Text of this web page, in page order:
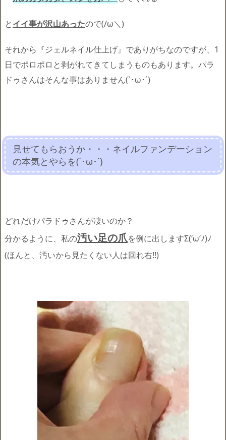
とイイ事が沢山あったので(/ω＼)
それから『ジェルネイル仕上げ』でありがちなのですが、1
日でポロポロと剥がれてきてしまうものもあります。パラ
ドゥさんはそんな事はありません(`･ω･´)ゞ
見せてもらおうか・・・ネイルファンデーション
の本気とやらを(`･ω･´)ゞ
どれだけパラドゥさんが凄いのか？
分かるように、私の汚い足の爪を例に出しますΣ(‘ω’ﾉ)ﾉ
(ほんと、汚いから見たくない人は回れ右!!)